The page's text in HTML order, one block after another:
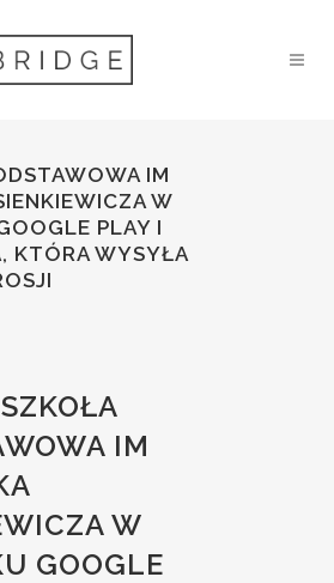
IM
W
PLAY I
KTÓRA WYSYŁA
SZKOŁA
IM
W
GOOGLE